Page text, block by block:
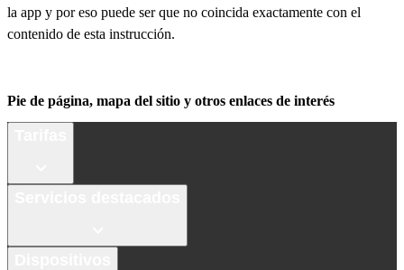
la app y por eso puede ser que no coincida exactamente con el
contenido de esta instrucción.
Pie de página, mapa del sitio y otros enlaces de interés